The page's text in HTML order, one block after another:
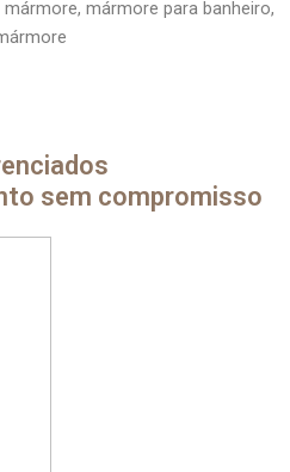
mármore para banheiro,
sem compromisso